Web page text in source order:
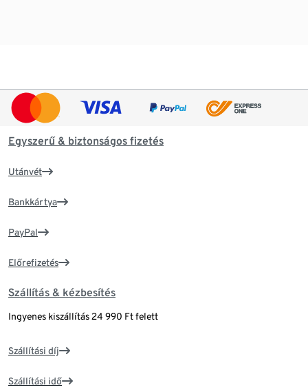
Egyszerű & biztonságos fizetés
Utánvét
Bankkártya
PayPal
Előrefizetés
Szállítás & kézbesítés
Ingyenes kiszállítás 24 990 Ft felett
Szállítási díj
Szállítási idő